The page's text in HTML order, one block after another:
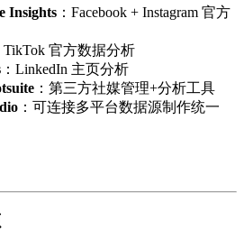
Insights ：Facebook + Instagram 官方
TikTok 官方数据分析
：LinkedIn 主页分析
：第三方社媒管理+分析工具
：可连接多平台数据源制作统一